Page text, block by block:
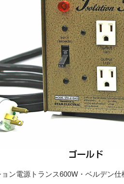
ン電源トランス600W・ベルデン仕